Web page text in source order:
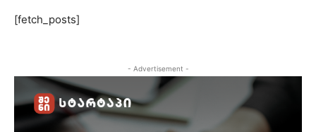
[fetch_posts]
- Advertisement -